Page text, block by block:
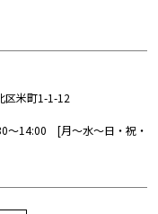
区米町1-1-12
～14:00 [月～水～日・祝・